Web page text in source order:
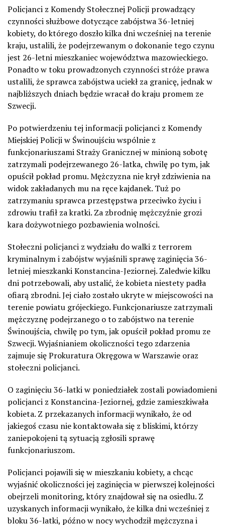
Policjanci z Komendy Stołecznej Policji prowadzący
czynności służbowe dotyczące zabójstwa 36-letniej
kobiety, do którego doszło kilka dni wcześniej na terenie
kraju, ustalili, że podejrzewanym o dokonanie tego czynu
jest 26-letni mieszkaniec województwa mazowieckiego.
Ponadto w toku prowadzonych czynności stróże prawa
ustalili, że sprawca zabójstwa uciekł za granicę, jednak w
najbliższych dniach będzie wracał do kraju promem ze
Szwecji.
Po potwierdzeniu tej informacji policjanci z Komendy
Miejskiej Policji w Świnoujściu wspólnie z
funkcjonariuszami Straży Granicznej w minioną sobotę
zatrzymali podejrzewanego 26-latka, chwilę po tym, jak
opuścił pokład promu. Mężczyzna nie krył zdziwienia na
widok zakładanych mu na ręce kajdanek. Tuż po
zatrzymaniu sprawca przestępstwa przeciwko życiu i
zdrowiu trafił za kratki. Za zbrodnię mężczyźnie grozi
kara dożywotniego pozbawienia wolności.
Stołeczni policjanci z wydziału do walki z terrorem
kryminalnym i zabójstw wyjaśnili sprawę zaginięcia 36-
letniej mieszkanki Konstancina-Jeziornej. Zaledwie kilku
dni potrzebowali, aby ustalić, że kobieta niestety padła
ofiarą zbrodni. Jej ciało zostało ukryte w miejscowości na
terenie powiatu grójeckiego. Funkcjonariusze zatrzymali
mężczyznę podejrzanego o to zabójstwo na terenie
Świnoujścia, chwilę po tym, jak opuścił pokład promu ze
Szwecji. Wyjaśnianiem okoliczności tego zdarzenia
zajmuje się Prokuratura Okręgowa w Warszawie oraz
stołeczni policjanci.
O zaginięciu 36-latki w poniedziałek zostali powiadomieni
policjanci z Konstancina-Jeziornej, gdzie zamieszkiwała
kobieta. Z przekazanych informacji wynikało, że od
jakiegoś czasu nie kontaktowała się z bliskimi, którzy
zaniepokojeni tą sytuacją zgłosili sprawę
funkcjonariuszom.
Policjanci pojawili się w mieszkaniu kobiety, a chcąc
wyjaśnić okoliczności jej zaginięcia w pierwszej kolejności
obejrzeli monitoring, który znajdował się na osiedlu. Z
uzyskanych informacji wynikało, że kilka dni wcześniej z
bloku 36-latki, późno w nocy wychodził mężczyzna i